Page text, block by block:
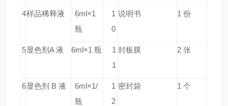
4样品稀释液
6ml×1
瓶
1
0
说明书 1 份
5显色剂A 液 6ml×1 瓶
1
1
封板膜 2 张
6显色剂 B 液
6ml×1/
瓶
1
2
密封袋 1 个